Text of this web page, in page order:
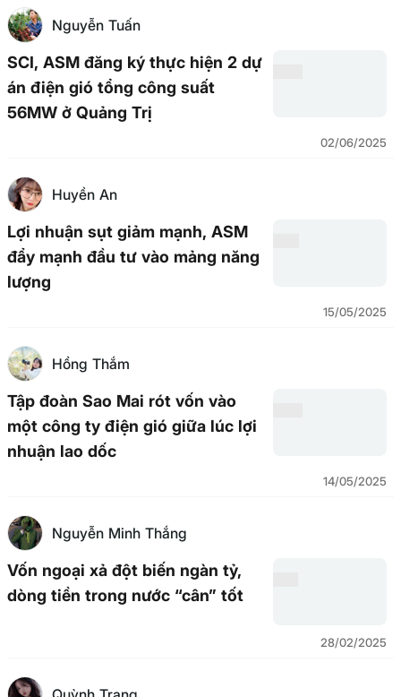
Nguyễn Tuấn
SCI, ASM đăng ký thực hiện 2 dự
án điện gió tổng công suất
56MW ở Quảng Trị
02/06/2025
Huyền An
Lợi nhuận sụt giảm mạnh, ASM
đẩy mạnh đầu tư vào mảng năng
lượng
15/05/2025
Hồng Thắm
Tập đoàn Sao Mai rót vốn vào
một công ty điện gió giữa lúc lợi
nhuận lao dốc
14/05/2025
Nguyễn Minh Thắng
Vốn ngoại xả đột biến ngàn tỷ,
dòng tiền trong nước “cân” tốt
28/02/2025